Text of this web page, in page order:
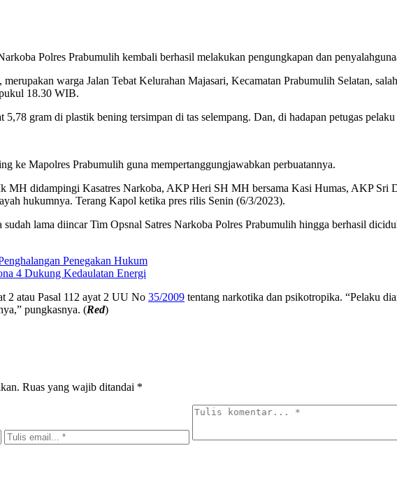
Polres Prabumulih kembali berhasil melakukan pengungkapan dan
warga Jalan Tebat Kelurahan Majasari, Kecamatan Prabumulih Selatan,
18.30 WIB.
5,78 gram di plastik bening tersimpan di tas selempang. Dan, di hadapan petugas
ke Mapolres Prabumulih guna mempertanggungjawabkan perbuatannya.
didampingi Kasatres Narkoba, AKP Heri SH MH bersama Kasi Humas, AKP Sri
hukumnya. Terang Kapol ketika pres rilis Senin (6/3/2023).
lama diincar Tim Opsnal Satres Narkoba Polres Prabumulih hingga berhasil
Penegakan Hukum
4 Dukung Kedaulatan Energi
2 atau Pasal 112 ayat 2 UU No 35/2009 tentang narkotika dan psikotropika. “Pelaku
pungkasnya. (Red)
Ruas yang wajib ditandai *